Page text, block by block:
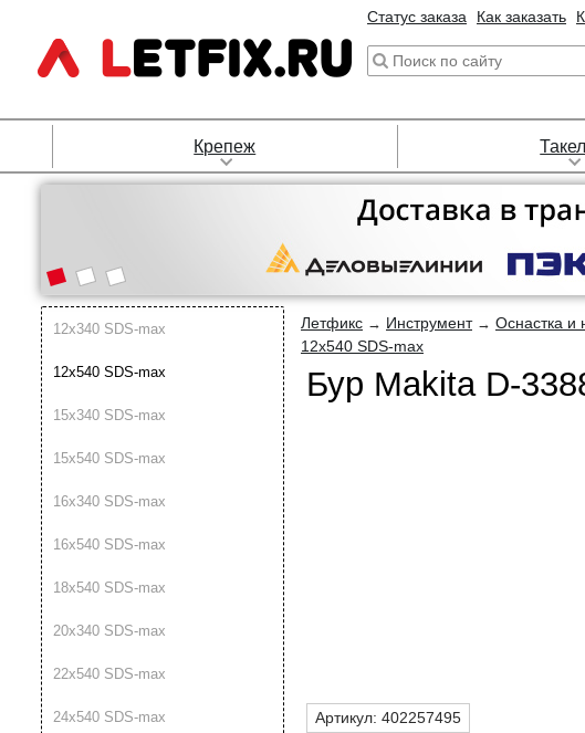
Статус заказа Как заказать
Крепеж
12х340 SDS-max
12х540 SDS-max
15х340 SDS-max
15х540 SDS-max
16х340 SDS-max
16х540 SDS-max
18х540 SDS-max
20х340 SDS-max
22х540 SDS-max
24х540 SDS-max
Летфикс → Инструмент → Оснастка и
12х540 SDS-max
Бур Makita D-
Артикул: 402257495